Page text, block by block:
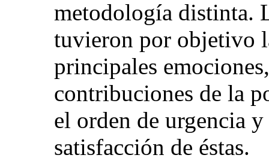
metodología distinta.
tuvieron por objetivo
principales
contribuciones de la
el orden de urgencia
satisfacción de éstas.